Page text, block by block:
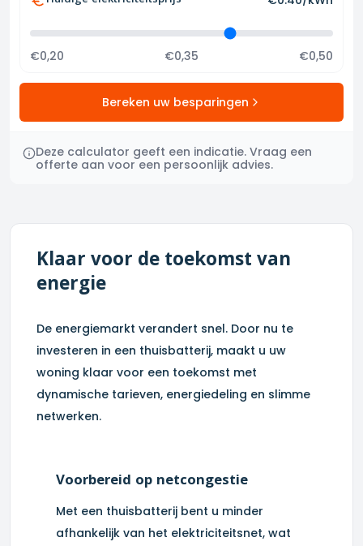
€0,20 €0,35 €0,50
Bereken uw besparingen
Deze calculator geeft een indicatie. Vraag een
offerte aan voor een persoonlijk advies.
Klaar voor de toekomst van
energie
De energiemarkt verandert snel. Door nu te
investeren in een thuisbatterij, maakt u uw
woning klaar voor een toekomst met
dynamische tarieven, energiedeling en slimme
netwerken.
Voorbereid op netcongestie
Met een thuisbatterij bent u minder
afhankelijk van het elektriciteitsnet, wat